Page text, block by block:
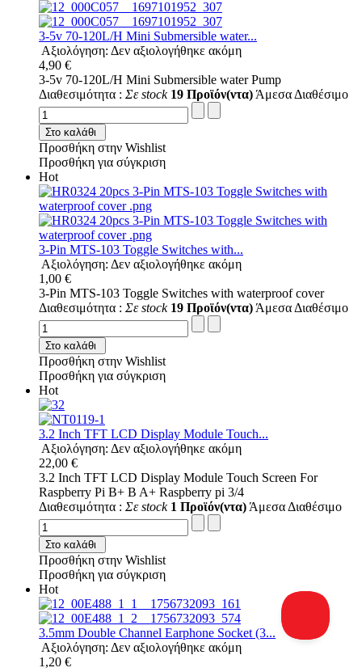
3-5v 70-120L/H Mini Submersible water...
Αξιολόγηση: Δεν αξιολογήθηκε ακόμη
4,90 €
3-5v 70-120L/H Mini Submersible water Pump
Διαθεσιμότητα : Σε stock 19 Προϊόν(ντα) Άμεσα Διαθέσιμο
Στο καλάθι
Προσθήκη στην Wishlist
Προσθήκη για σύγκριση
Hot
3-Pin MTS-103 Toggle Switches with...
Αξιολόγηση: Δεν αξιολογήθηκε ακόμη
1,00 €
3-Pin MTS-103 Toggle Switches with waterproof cover
Διαθεσιμότητα : Σε stock 19 Προϊόν(ντα) Άμεσα Διαθέσιμο
Στο καλάθι
Προσθήκη στην Wishlist
Προσθήκη για σύγκριση
Hot
3.2 Inch TFT LCD Display Module Touch...
Αξιολόγηση: Δεν αξιολογήθηκε ακόμη
22,00 €
3.2 Inch TFT LCD Display Module Touch Screen For
Raspberry Pi B+ B A+ Raspberry pi 3/4
Διαθεσιμότητα : Σε stock 1 Προϊόν(ντα) Άμεσα Διαθέσιμο
Στο καλάθι
Προσθήκη στην Wishlist
Προσθήκη για σύγκριση
Hot
3.5mm Double Channel Earphone Socket (3...
Αξιολόγηση: Δεν αξιολογήθηκε ακόμη
1,20 €